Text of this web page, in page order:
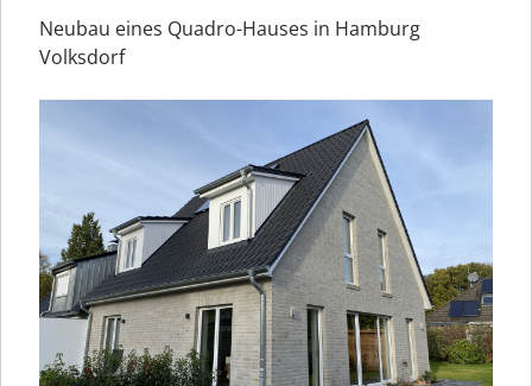
Neubau eines Quadro-Hauses in Hamburg
Volksdorf